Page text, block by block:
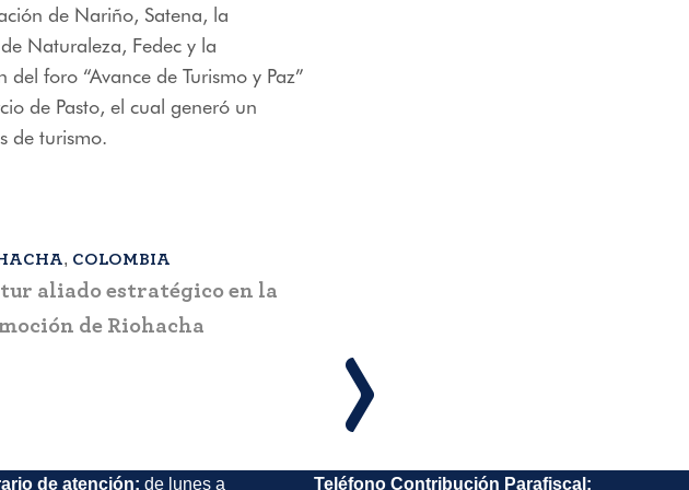
de Nariño, Satena, la
Naturaleza, Fedec y la
foro “Avance de Turismo y Paz”
de Pasto, el cual generó un
de turismo.
, COLOMBIA
aliado estratégico en la
de Riohacha
de atención: de lunes a Teléfono Contribución Parafiscal: